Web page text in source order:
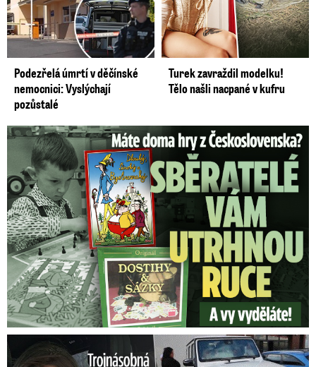
Podezřelá úmrtí v děčínské
nemocnici: Vyslýchají
pozůstalé
Turek zavraždil modelku!
Tělo našli nacpané v kufru
Staré československé hry: Sběratelé vám za ně utrhnou ruce!
Trojnásobná máma Lela Vémola: Nehoda v autě